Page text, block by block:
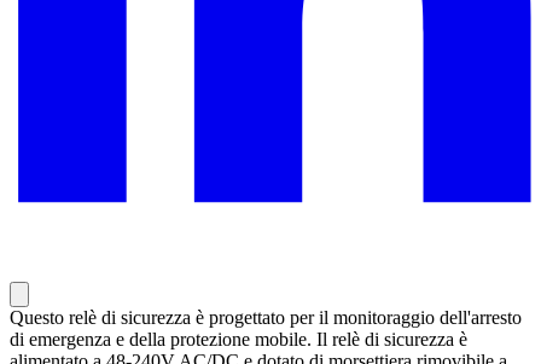
Questo relè di sicurezza è progettato per il monitoraggio dell'arresto
di emergenza e della protezione mobile. Il relè di sicurezza è